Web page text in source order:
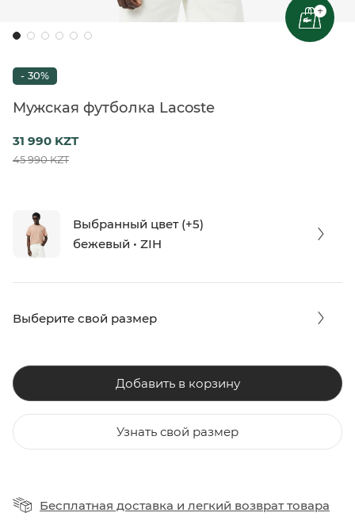
+
- 30%
Мужская футболка Lacoste
31 990 KZT
45 990 KZT
Выбранный цвет (+5)
бежевый • ZIH
Выберите свой размер
Добавить в корзину
Узнать свой размер
Бесплатная доставка и легкий возврат товара